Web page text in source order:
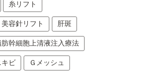
糸リフト
美容針リフト 肝斑
肪幹細胞上清液注入療法
キビ Ｇメッシュ